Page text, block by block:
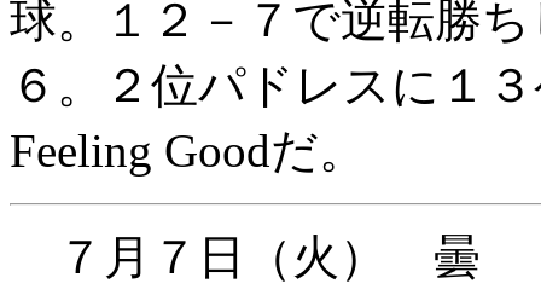
球。１２－７で逆転勝
６。２位パドレスに１
Feeling Goodだ。
７月７日（火） 曇